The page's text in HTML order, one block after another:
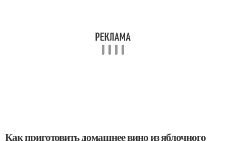
Как приготовить домашнее вино из яблочного